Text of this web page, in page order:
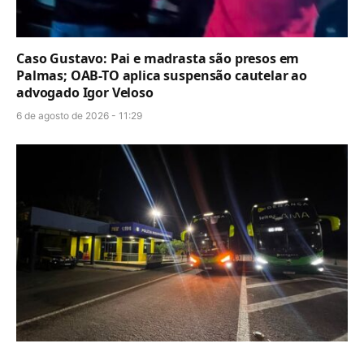
Caso Gustavo: Pai e madrasta são presos em
Palmas; OAB-TO aplica suspensão cautelar ao
advogado Igor Veloso
6 de agosto de 2026 - 11:29